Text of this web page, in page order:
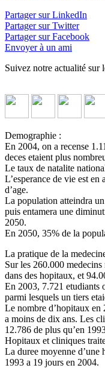
Partager sur LinkedIn
Partager sur Twitter
Partager sur Facebook
Envoyer à un ami
Suivez notre actualité sur
Demographie :
En 2004, on a recense
deces etaient plus
Le taux de natalite
L’esperance de vie est
d’age.
La population atteindra
puis entamera une
2050.
En 2050, 35% de la
La pratique de la
Sur les 260.000
dans des hopitaux, et
En 2003, 7.721 etudiants
parmi lesquels un tiers
Le nombre d’hopitaux en
a moins de dix ans. Les
12.786 de plus qu’en
Hopitaux et cliniques
La duree moyenne d’une
1993 a 19 jours en 2004.